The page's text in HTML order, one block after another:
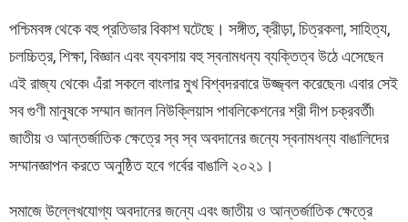
ce
b
o
o
k
tt
er
at
s
A
p
p
py
Li
n
k
ar
e
পশ্চিমবঙ্গ থেকে বহু প্রতিভার বিকাশ ঘটেছে। সঙ্গীত, ক্রীড়া, চিত্রকলা, সাহিত্য,
চলচ্চিত্র, শিক্ষা, বিজ্ঞান এবং ব্যবসায় বহু স্বনামধন্য ব্যক্তিত্ব উঠে এসেছেন
এই রাজ্য থেকে৷ এঁরা সকলে বাংলার মুখ বিশ্বদরবারে উজ্জ্বল করেছেন৷ এবার সেই
সব গুণী মানুষকে সম্মান জানল নিউক্লিয়াস পাবলিকেশনের শ্রী দীপ চক্রবর্তী৷
জাতীয় ও আন্তর্জাতিক ক্ষেত্রে স্ব স্ব অবদানের জন্যে স্বনামধন্য বাঙালিদের
সম্মানজ্ঞাপন করতে অনুষ্ঠিত হবে গর্বের বাঙালি ২০২১।
সমাজে উল্লেখযোগ্য অবদানের জন্যে এবং জাতীয় ও আন্তর্জাতিক ক্ষেত্রে